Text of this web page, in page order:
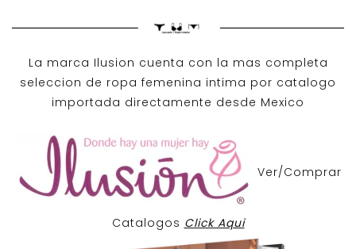
La marca Ilusion cuenta con la mas completa
seleccion de ropa femenina intima por catalogo
importada directamente desde Mexico
Ver/Comprar
Catalogos Click Aqui